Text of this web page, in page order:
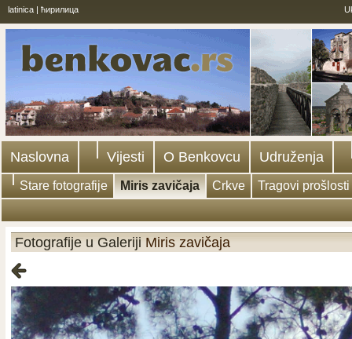
latinica | ћирилица
Naslovna Vijesti O Benkovcu Udruženja
Stare fotografije Miris zavičaja Crkve Tragovi prošlosti
Fotografije u Galeriji Miris zavičaja